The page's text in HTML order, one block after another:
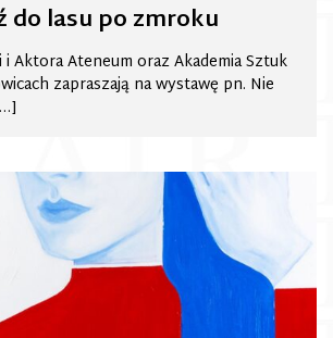
do lasu po zmroku
Aktora Ateneum oraz Akademia Sztuk
zapraszają na wystawę pn. Nie